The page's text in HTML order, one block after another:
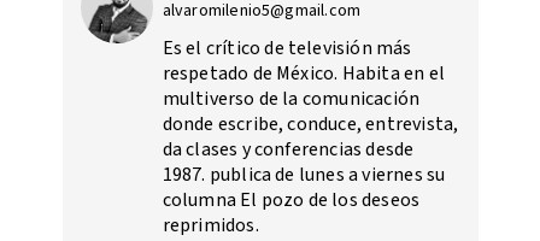
alvaromilenio5@gmail.com
Es el crítico de televisión más
respetado de México. Habita en el
multiverso de la comunicación
donde escribe, conduce, entrevista,
da clases y conferencias desde
1987. publica de lunes a viernes su
columna El pozo de los deseos
reprimidos.